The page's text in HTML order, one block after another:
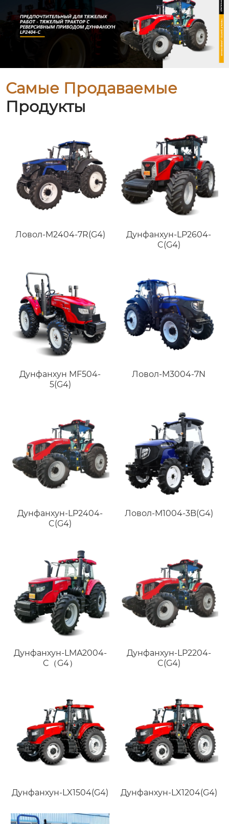
Самые Продаваемые
Продукты
Ловол-M2404-7R(G4)
Дунфанхун-LP2604-
C(G4)
Дунфанхун MF504-
5(G4)
Ловол-M3004-7N
Дунфанхун-LP2404-
C(G4)
Ловол-M1004-3B(G4)
Дунфанхун-LMA2004-
C（G4）
Дунфанхун-LP2204-
C(G4)
Дунфанхун-LX1504(G4) Дунфанхун-LX1204(G4)